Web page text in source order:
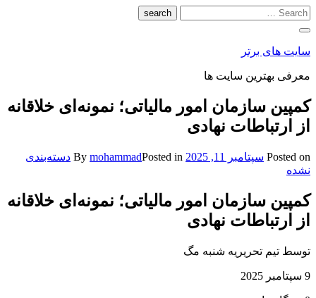
Skip
to
content
سایت های برتر
معرفی بهترین سایت ها
کمپین سازمان امور مالیاتی؛ نمونه‌ای خلاقانه
از ارتباطات نهادی
Posted on سپتامبر 11, 2025 mohammadPosted in
دسته‌بندی
نشده
کمپین سازمان امور مالیاتی؛ نمونه‌ای خلاقانه
از ارتباطات نهادی
توسط تیم تحریریه شنبه مگ
9 سپتامبر 2025